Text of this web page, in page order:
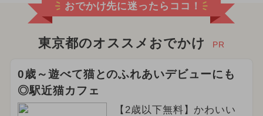
おでかけ先に迷ったらココ！
東京都のオススメおでかけ PR
0歳～遊べて猫とのふれあいデビューにも
◎駅近猫カフェ
【2歳以下無料】かわいい